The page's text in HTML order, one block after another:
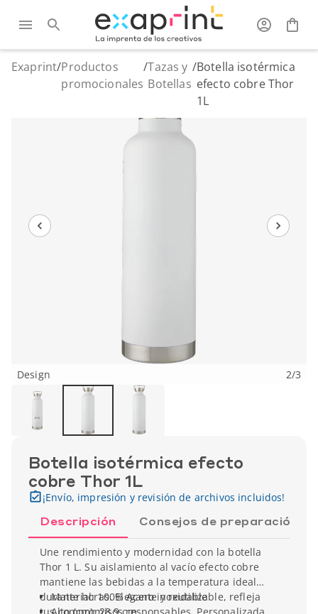
Exaprint/Productos
promocionales
/Tazas y
Botellas
/Botella isotérmica
efecto cobre Thor
1L
Design 2/3
Botella isotérmica efecto
cobre Thor 1L
¡Envío, impresión y revisión de archivos incluidos!
Descripción Consejos de preparación
Une rendimiento y modernidad con la botella
Thor 1 L. Su aislamiento al vacío efecto cobre
mantiene las bebidas a la temperatura ideal
durante horas. Elegante y reutilizable, refleja
Material: 100% Acero inoxidable